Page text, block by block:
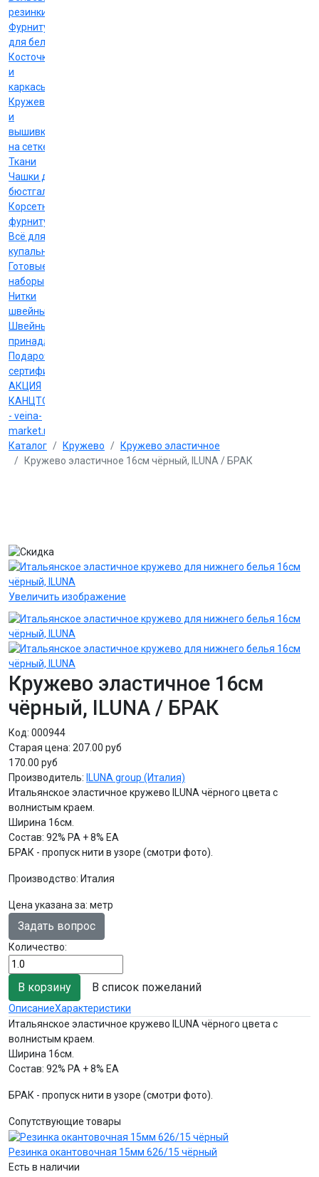
резинки
Фурнитура
для белья
Косточки
и
каркасы
Кружево
и
вышивка
на сетке
Ткани
Чашки для
бюстгальтеров
Корсетная
фурнитура
Всё для
купальников
Готовые
наборы
Нитки
швейные
Швейные
принадлежности
Подарочные
сертификаты
АКЦИЯ
КАНЦТОВАРЫ
- veina-
market.ru
Каталог
Кружево
Кружево эластичное
Кружево эластичное 16см чёрный, ILUNA / БРАК
Увеличить изображение
Кружево эластичное 16см
чёрный, ILUNA / БРАК
Код: 000944
Старая цена: 207.00 руб
170.00 руб
Производитель: ILUNA group (Италия)
Итальянское эластичное кружево ILUNA чёрного цвета с
волнистым краем.
Ширина 16см.
Состав: 92% PA + 8% EA
БРАК - пропуск нити в узоре (смотри фото).
Производство: Италия
Цена указана за: метр
Задать вопрос
Количество:
В список пожеланий
ОписаниеХарактеристики
Итальянское эластичное кружево ILUNA чёрного цвета с
волнистым краем.
Ширина 16см.
Состав: 92% PA + 8% EA
БРАК - пропуск нити в узоре (смотри фото).
Сопутствующие товары
Резинка окантовочная 15мм 626/15 чёрный
Есть в наличии